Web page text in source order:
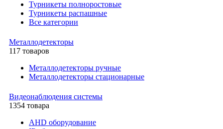
Турникеты полноростовые
Турникеты распашные
Все категории
Металлодетекторы
117 товаров
Металлодетекторы ручные
Металлодетекторы стационарные
Видеонаблюдения cистемы
1354 товара
AHD оборудование